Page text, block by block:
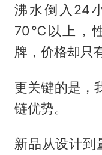
沸水倒入24
70℃以上，
牌，价格却只
更关键的是，
链优势。
新品从设计到